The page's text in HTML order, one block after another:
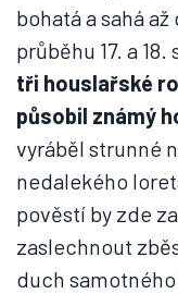
bohatá a sahá
průběhu 17. a
tři houslařské
působil známý
vyráběl strunné
nedalekého
pověstí by zde
zaslechnout
duch